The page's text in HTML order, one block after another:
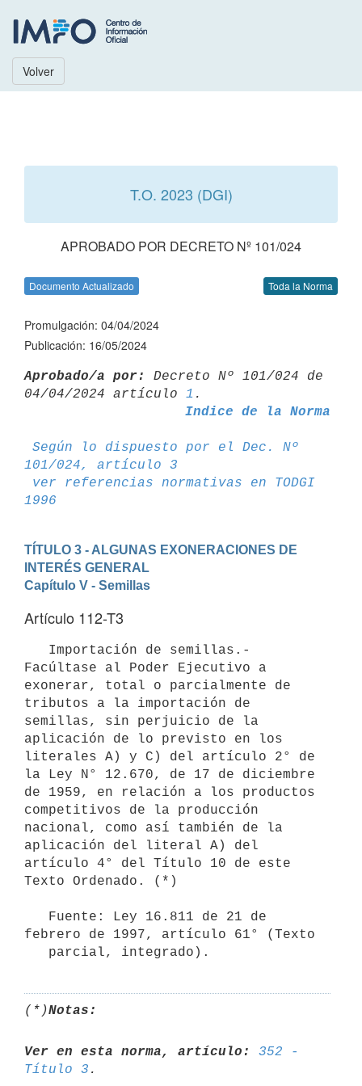
Volver
T.O. 2023 (DGI)
APROBADO POR DECRETO Nº 101/024
Documento Actualizado Toda la Norma
Promulgación: 04/04/2024
Publicación: 16/05/2024
Aprobado/a por:
Decreto Nº 101/024 de
04/04/2024 artículo 1
Indice de la Norma
Según lo dispuesto por el Dec. Nº
101/024, artículo 3
ver referencias normativas en TODGI
1996
TÍTULO 3 - ALGUNAS EXONERACIONES DE
INTERÉS GENERAL
Capítulo V - Semillas
Artículo 112-T3
Facúltase al Poder Ejecutivo a
exonerar, total o parcialmente de
tributos a la importación de
semillas, sin perjuicio de la
aplicación de lo previsto en los
literales A) y C) del artículo 2° de
la Ley N° 12.670, de 17 de diciembre
de 1959, en relación a los productos
competitivos de la producción
nacional, como así también de la
aplicación del literal A) del
artículo 4° del Título 10 de este
Texto Ordenado. (*)
febrero de 1997, artículo 61° (Texto
   parcial, integrado).
(*)Notas:
Ver en esta norma, artículo:
352 -
Título 3